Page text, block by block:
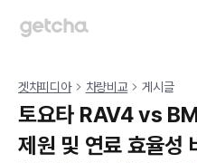
겟차피디아 차량비교 게시글
토요타 RAV4 vs
제원 및 연료 효율성